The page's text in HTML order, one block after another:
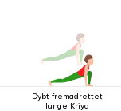
Dybt fremadrettet
lunge Kriya